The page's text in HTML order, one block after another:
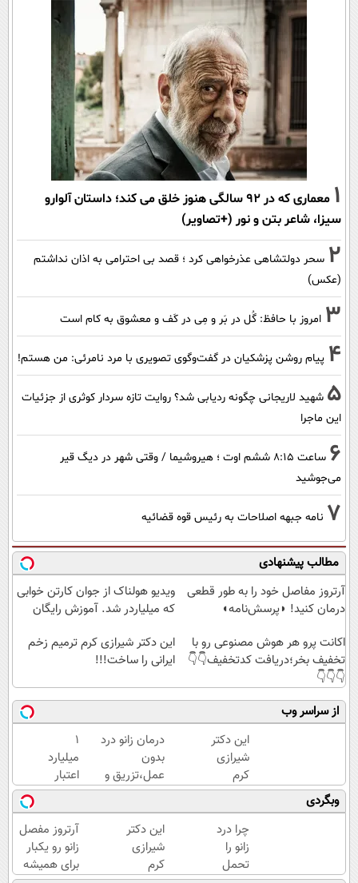
1
معماری که در 92 سالگی هنوز خلق می کند؛ داستان آلوارو
سیزا، شاعر بتن و نور (+تصاویر)
2 سحر دولتشاهی عذرخواهی کرد ؛ قصد بی احترامی به اذان نداشتم
(عکس)
3 امروز با حافظ: گُل در بَر و مِی در کَف و معشوق به کام است
4 پیام روشن پزشکیان در گفت‌و‌گوی تصویری با مرد نامرئی: من هستم!
5 شهید لاریجانی چگونه ردیابی شد؟ روایت تازه سردار کوثری از جزئیات
این ماجرا
6
ساعت ۸:۱۵ ششم اوت ؛ هیروشیما / وقتی شهر در دیگ قیر
می‌جوشید
7 نامه جبهه اصلاحات به رئیس قوه قضائیه
مطالب پیشنهادی
آرتروز مفاصل خود را به طور قطعی
درمان کنید! ◗پرسش‌نامه◖
ویدیو هولناک از جوان کارتن خوابی
که میلیاردر شد. آموزش رایگان
اکانت پرو هر هوش مصنوعی رو با
تخفیف بخر؛دریافت کدتخفیف👇👇
👇👇👇
این دکتر شیرازی کرم ترمیم زخم
ایرانی را ساخت!!!
از سراسر وب
این دکتر
شیرازی
کرم
ترمیم
زخم
ایرانی را
ساخت!!!
درمان زانو درد
بدون
عمل،تزریق و
دارو
(◂پرسش‌نامه)
۱
میلیارد
اعتبار
خرید
طلا |
بدون
ضامن
و چک
وبگردی
چرا درد
زانو را
تحمل
این دکتر
شیرازی
کرم
آرتروز مفصل
زانو رو یکبار
برای همیشه